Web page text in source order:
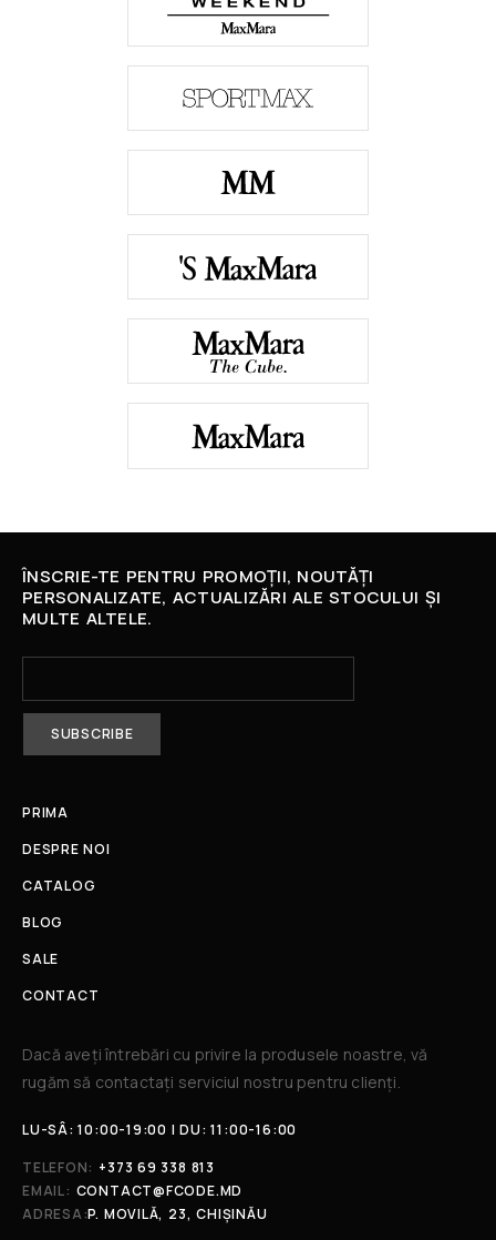
ÎNSCRIE-TE PENTRU PROMOȚII, NOUTĂȚI
PERSONALIZATE, ACTUALIZĂRI ALE STOCULUI ȘI
MULTE ALTELE.
PRIMA
DESPRE NOI
CATALOG
BLOG
SALE
CONTACT
Dacă aveți întrebări cu privire la produsele noastre, vă
rugăm să contactați serviciul nostru pentru clienți.​
LU-SÂ: 10:00-19:00 | DU: 11:00-16:00
TELEFON: +373 69 338 813
EMAIL: CONTACT@FCODE.MD
ADRESA:P. MOVILĂ, 23, CHIȘINĂU